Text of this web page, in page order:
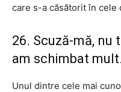
care s-a căsătorit în cele
26. Scuză-mă, nu
am schimbat mult.
Unul dintre cele mai